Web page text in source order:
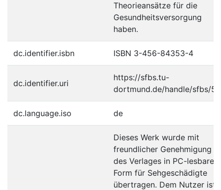
Theorieansätze für die
Gesundheitsversorgung
haben.
dc.identifier.isbn ISBN 3-456-84353-4
dc.identifier.uri
https://sfbs.tu-
dortmund.de/handle/sfbs/
dc.language.iso de
Dieses Werk wurde mit
freundlicher Genehmigung
des Verlages in PC-lesbare
Form für Sehgeschädigte
übertragen. Dem Nutzer ist